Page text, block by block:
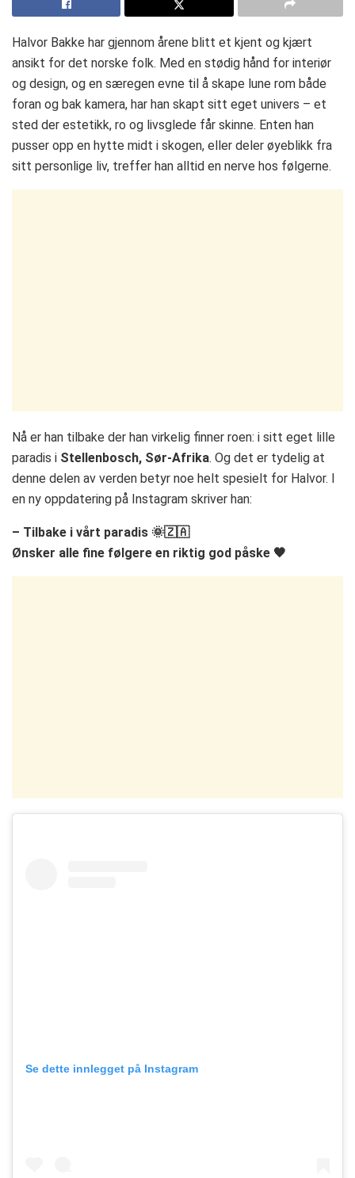
Halvor Bakke har gjennom årene blitt et kjent og kjært
ansikt for det norske folk. Med en stødig hånd for interiør
og design, og en særegen evne til å skape lune rom både
foran og bak kamera, har han skapt sitt eget univers – et
sted der estetikk, ro og livsglede får skinne. Enten han
pusser opp en hytte midt i skogen, eller deler øyeblikk fra
sitt personlige liv, treffer han alltid en nerve hos følgerne.
Nå er han tilbake der han virkelig finner roen: i sitt eget lille
paradis i Stellenbosch, Sør-Afrika. Og det er tydelig at
denne delen av verden betyr noe helt spesielt for Halvor. I
en ny oppdatering på Instagram skriver han:
– Tilbake i vårt paradis 🌞🇿🇦
Ønsker alle fine følgere en riktig god påske 🖤
Se dette innlegget på Instagram